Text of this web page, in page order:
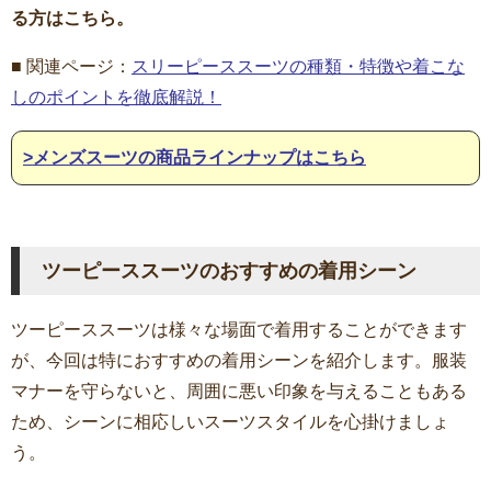
る方はこちら。
■ 関連ページ： スリーピーススーツの種類・特徴や着こな
しのポイントを徹底解説！
>メンズスーツの商品ラインナップはこちら
ツーピーススーツのおすすめの着用シーン
ツーピーススーツは様々な場面で着用することができます
が、今回は特におすすめの着用シーンを紹介します。服装
マナーを守らないと、周囲に悪い印象を与えることもある
ため、シーンに相応しいスーツスタイルを心掛けましょ
う。